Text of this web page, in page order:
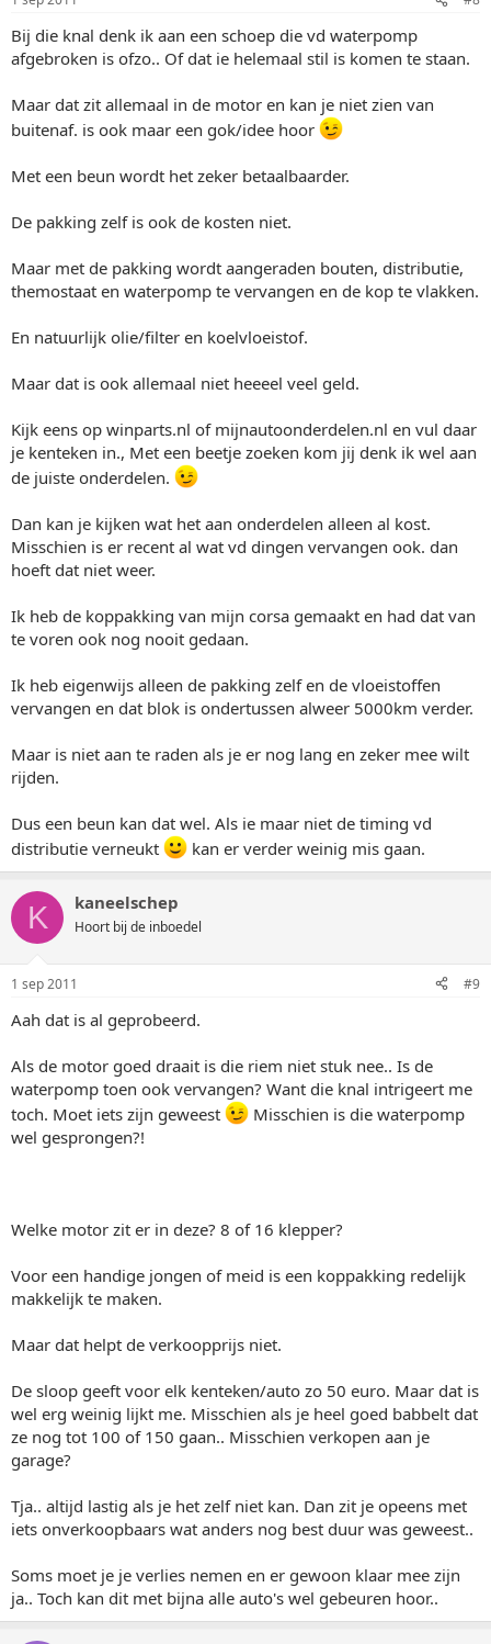
Bij die knal denk ik aan een schoep die vd waterpomp
afgebroken is ofzo.. Of dat ie helemaal stil is komen te staan.
Maar dat zit allemaal in de motor en kan je niet zien van
buitenaf. is ook maar een gok/idee hoor
Met een beun wordt het zeker betaalbaarder.
De pakking zelf is ook de kosten niet.
Maar met de pakking wordt aangeraden bouten, distributie,
themostaat en waterpomp te vervangen en de kop te vlakken.
En natuurlijk olie/filter en koelvloeistof.
Maar dat is ook allemaal niet heeeel veel geld.
Kijk eens op winparts.nl of mijnautoonderdelen.nl en vul daar
je kenteken in., Met een beetje zoeken kom jij denk ik wel aan
de juiste onderdelen.
Dan kan je kijken wat het aan onderdelen alleen al kost.
Misschien is er recent al wat vd dingen vervangen ook. dan
hoeft dat niet weer.
Ik heb de koppakking van mijn corsa gemaakt en had dat van
te voren ook nog nooit gedaan.
Ik heb eigenwijs alleen de pakking zelf en de vloeistoffen
vervangen en dat blok is ondertussen alweer 5000km verder.
Maar is niet aan te raden als je er nog lang en zeker mee wilt
rijden.
Dus een beun kan dat wel. Als ie maar niet de timing vd
distributie verneukt
kan er verder weinig mis gaan.
K kaneelschep
Hoort bij de inboedel
1 sep 2011 #9
Aah dat is al geprobeerd.
Als de motor goed draait is die riem niet stuk nee.. Is de
waterpomp toen ook vervangen? Want die knal intrigeert me
toch. Moet iets zijn geweest
Misschien is die waterpomp
wel gesprongen?!
Welke motor zit er in deze? 8 of 16 klepper?
Voor een handige jongen of meid is een koppakking redelijk
makkelijk te maken.
Maar dat helpt de verkoopprijs niet.
De sloop geeft voor elk kenteken/auto zo 50 euro. Maar dat is
wel erg weinig lijkt me. Misschien als je heel goed babbelt dat
ze nog tot 100 of 150 gaan.. Misschien verkopen aan je
garage?
Tja.. altijd lastig als je het zelf niet kan. Dan zit je opeens met
iets onverkoopbaars wat anders nog best duur was geweest..
Soms moet je je verlies nemen en er gewoon klaar mee zijn
ja.. Toch kan dit met bijna alle auto's wel gebeuren hoor..